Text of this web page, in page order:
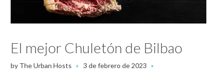
El mejor Chuletón de Bilbao
by The Urban Hosts
3 de febrero de 2023